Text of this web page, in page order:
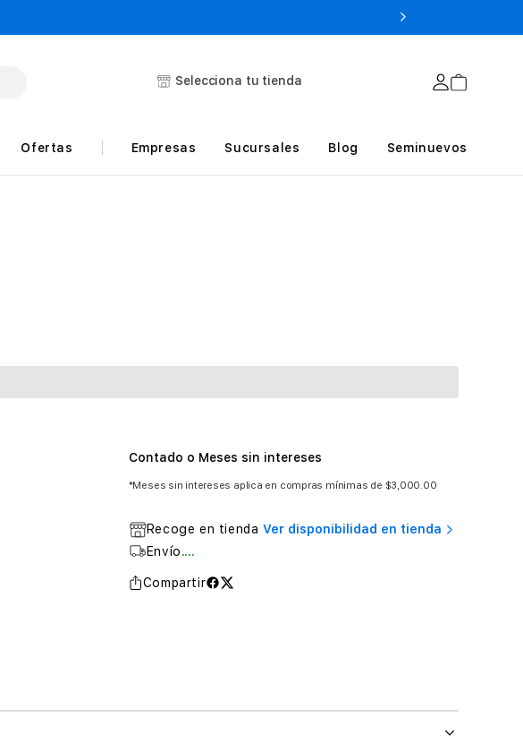
Selecciona tu tienda
Ofertas Empresas Sucursales Blog Seminuevos
Contado o Meses sin intereses
*Meses sin intereses aplica en compras mínimas de $3,000.00
Recoge en tienda Ver disponibilidad en tienda
Envío....
Compartir